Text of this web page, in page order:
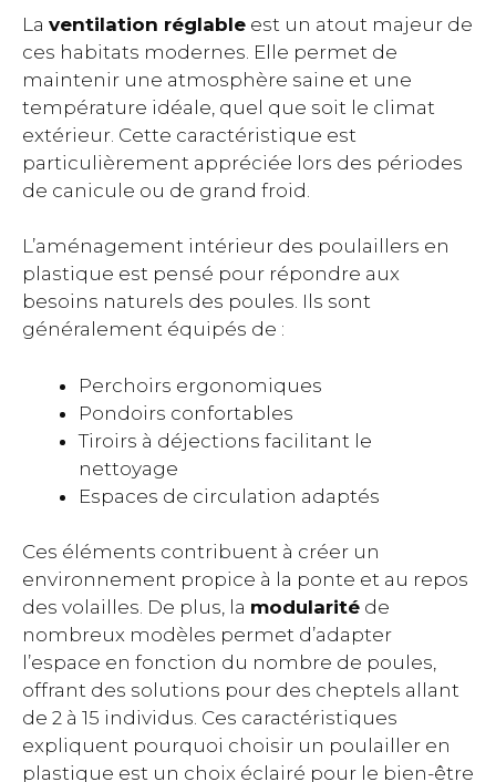
La ventilation réglable est un atout majeur de
ces habitats modernes. Elle permet de
maintenir une atmosphère saine et une
température idéale, quel que soit le climat
extérieur. Cette caractéristique est
particulièrement appréciée lors des périodes
de canicule ou de grand froid.
L’aménagement intérieur des poulaillers en
plastique est pensé pour répondre aux
besoins naturels des poules. Ils sont
généralement équipés de :
Perchoirs ergonomiques
Pondoirs confortables
Tiroirs à déjections facilitant le
nettoyage
Espaces de circulation adaptés
Ces éléments contribuent à créer un
environnement propice à la ponte et au repos
des volailles. De plus, la modularité de
nombreux modèles permet d’adapter
l’espace en fonction du nombre de poules,
offrant des solutions pour des cheptels allant
de 2 à 15 individus. Ces caractéristiques
expliquent pourquoi choisir un poulailler en
plastique est un choix éclairé pour le bien-être